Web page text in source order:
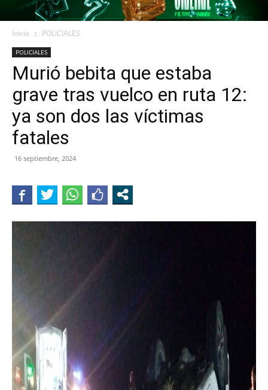
Inicio POLICIALES
POLICIALES
Murió bebita que estaba
grave tras vuelco en ruta 12:
ya son dos las víctimas
fatales
16 septiembre, 2024